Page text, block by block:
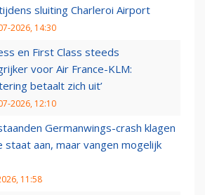
sluiting Charleroi Airport
2026, 14:30
en First Class steeds
voor Air France-KLM:
betaalt zich uit’
2026, 12:10
Germanwings-crash klagen
staat aan, maar vangen mogelijk
11:58